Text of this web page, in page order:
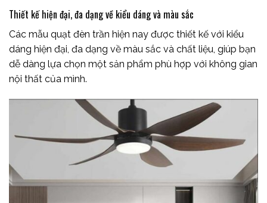
Thiết kế hiện đại, đa dạng về kiểu dáng và màu sắc
Các mẫu quạt đèn trần hiện nay được thiết kế với kiểu
dáng hiện đại, đa dạng về màu sắc và chất liệu, giúp bạn
dễ dàng lựa chọn một sản phẩm phù hợp với không gian
nội thất của mình.